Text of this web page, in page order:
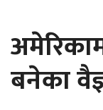
बनेका